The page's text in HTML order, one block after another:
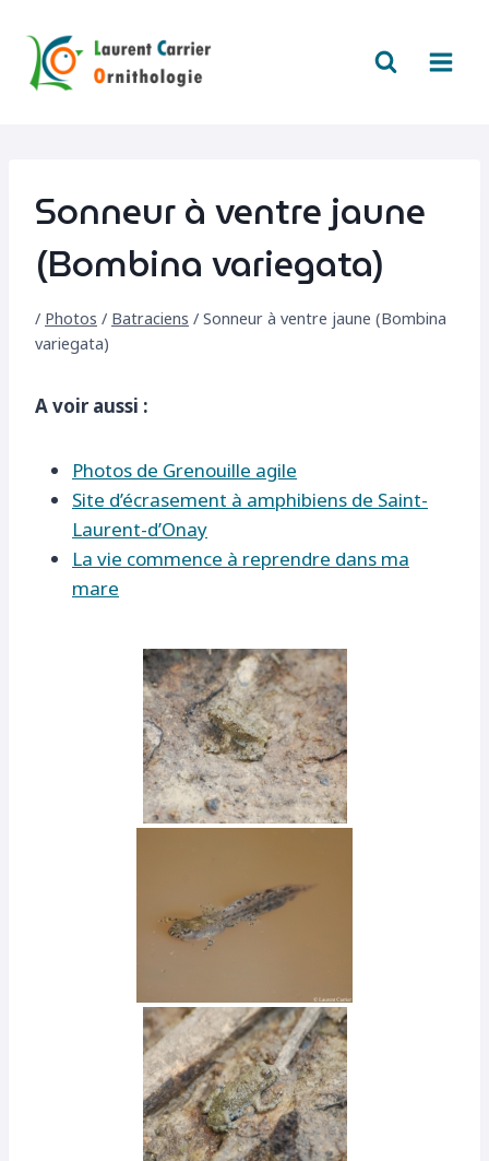
contenu
Sonneur à ventre jaune
(Bombina variegata)
/ Photos / Batraciens / Sonneur à ventre jaune (Bombina
variegata)
A voir aussi :
Photos de Grenouille agile
Site d’écrasement à amphibiens de Saint-
Laurent-d’Onay
La vie commence à reprendre dans ma
mare